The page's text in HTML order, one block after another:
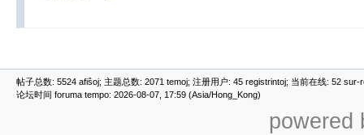
帖子总数: 5524 afiŝoj; 主题总数: 2071 temoj; 注册用户: 45 registrintoj; 当前在线: 52
论坛时间 foruma tempo: 2026-08-07, 17:59 (Asia/Hong_Kong)
powered